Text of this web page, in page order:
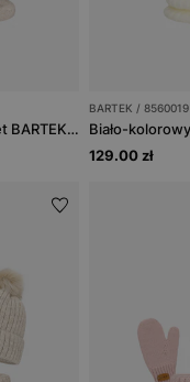
Jasnobeżowy komplet BARTEK 8560284 czapka + komin z wełną merino
BARTEK / 8560019
129.00 zł